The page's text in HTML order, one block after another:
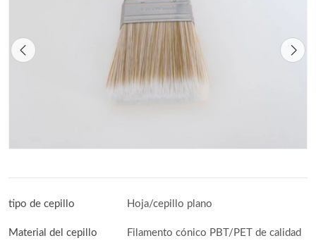
tipo de cepillo Hoja/cepillo plano
Material del cepillo Filamento cónico PBT/PET de calidad